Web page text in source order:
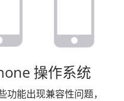
操作系统
能出现兼容性问题，